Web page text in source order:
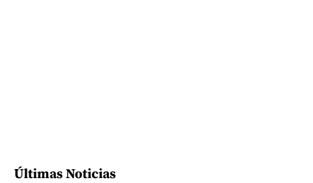
Últimas Noticias